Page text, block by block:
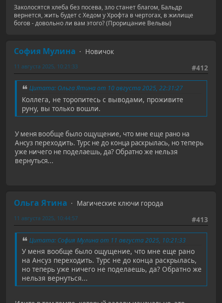
Заколосятся хлеба без посева, зло станет благом, Бальдр
вернется, жить будет с Хедом у Хрофта в чертогах, в жилище
богов - довольно ли вам этого? (Прорицание Вельвы)
София Мулина
Новичок
#412
11 августа 2025, 10:21:33
Цитата: Ольга Ятина от 10 августа 2025, 22:31:27
Коллега, не торопитесь с выводами, проживите
руну, вы только вошли.
У меня вообще было ощущение, что мне еще рано на
Ансуз переходить. Турс не до конца раскрылась, но теперь
уже ничего не поделаешь, да? Обратно же нельзя
вернуться...
Ольга Ятина
Магические ключи города
#413
11 августа 2025, 10:44:57
Цитата: София Мулина от 11 августа 2025, 10:21:33
У меня вообще было ощущение, что мне еще рано
на Ансуз переходить. Турс не до конца раскрылась,
но теперь уже ничего не поделаешь, да? Обратно же
нельзя вернуться...